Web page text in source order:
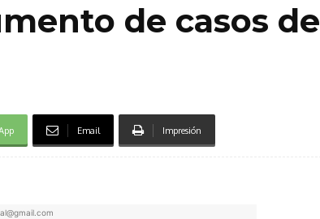
de casos de
Email Impresión